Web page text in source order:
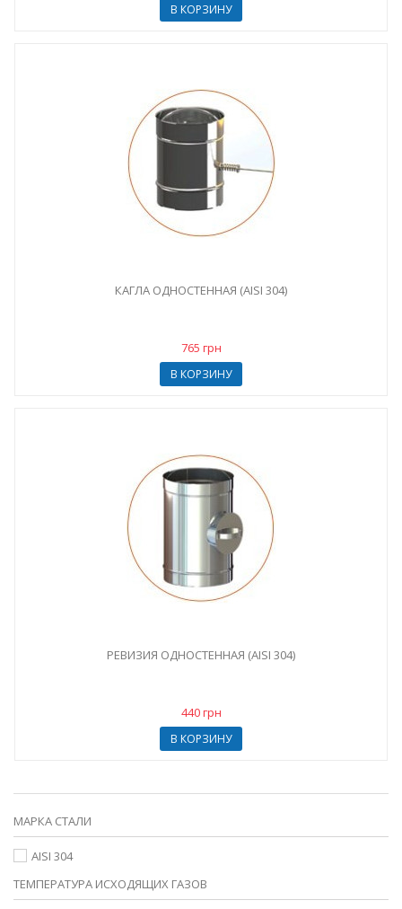
В КОРЗИНУ
КАГЛА ОДНОСТЕННАЯ (AISI 304)
765 грн
В КОРЗИНУ
РЕВИЗИЯ ОДНОСТЕННАЯ (AISI 304)
440 грн
В КОРЗИНУ
МАРКА СТАЛИ
AISI 304
ТЕМПЕРАТУРА ИСХОДЯЩИХ ГАЗОВ